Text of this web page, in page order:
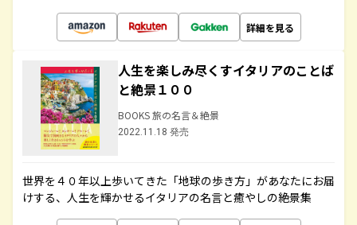
詳細を見る
人生を楽しみ尽くすイタリアのことば
と絶景１００
BOOKS 旅の名言＆絶景
2022.11.18 発売
世界を４０年以上歩いてきた「地球の歩き方」があなたにお届
けする、人生を輝かせるイタリアの名言と癒やしの絶景集